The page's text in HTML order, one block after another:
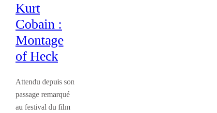
Kurt
Cobain :
Montage
of Heck
Attendu depuis son
passage remarqué
au festival du film